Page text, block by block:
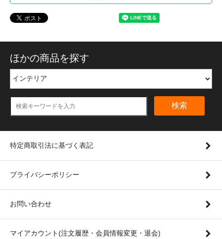
ほかの商品を探す
検索
特定商取引法に基づく表記
プライバシーポリシー
お問い合わせ
マイアカウント(注文履歴・会員情報変更・退会)